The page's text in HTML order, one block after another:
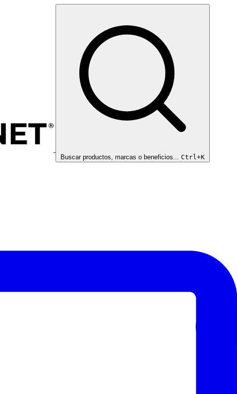
Buscar productos, marcas o beneficios... Ctrl+K